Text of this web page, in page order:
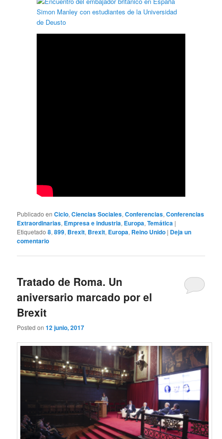
Publicado en Ciclo,Ciencias Sociales,Conferencias,Conferencias
Extraordinarias, Empresa e industria, Europa,Temática |
Etiquetado 8,899, Brexit, Brexit, Europa, Reino Unido | Deja un
comentario
Tratado de Roma. Un
aniversario marcado por el
Brexit
Posted on12 junio, 2017